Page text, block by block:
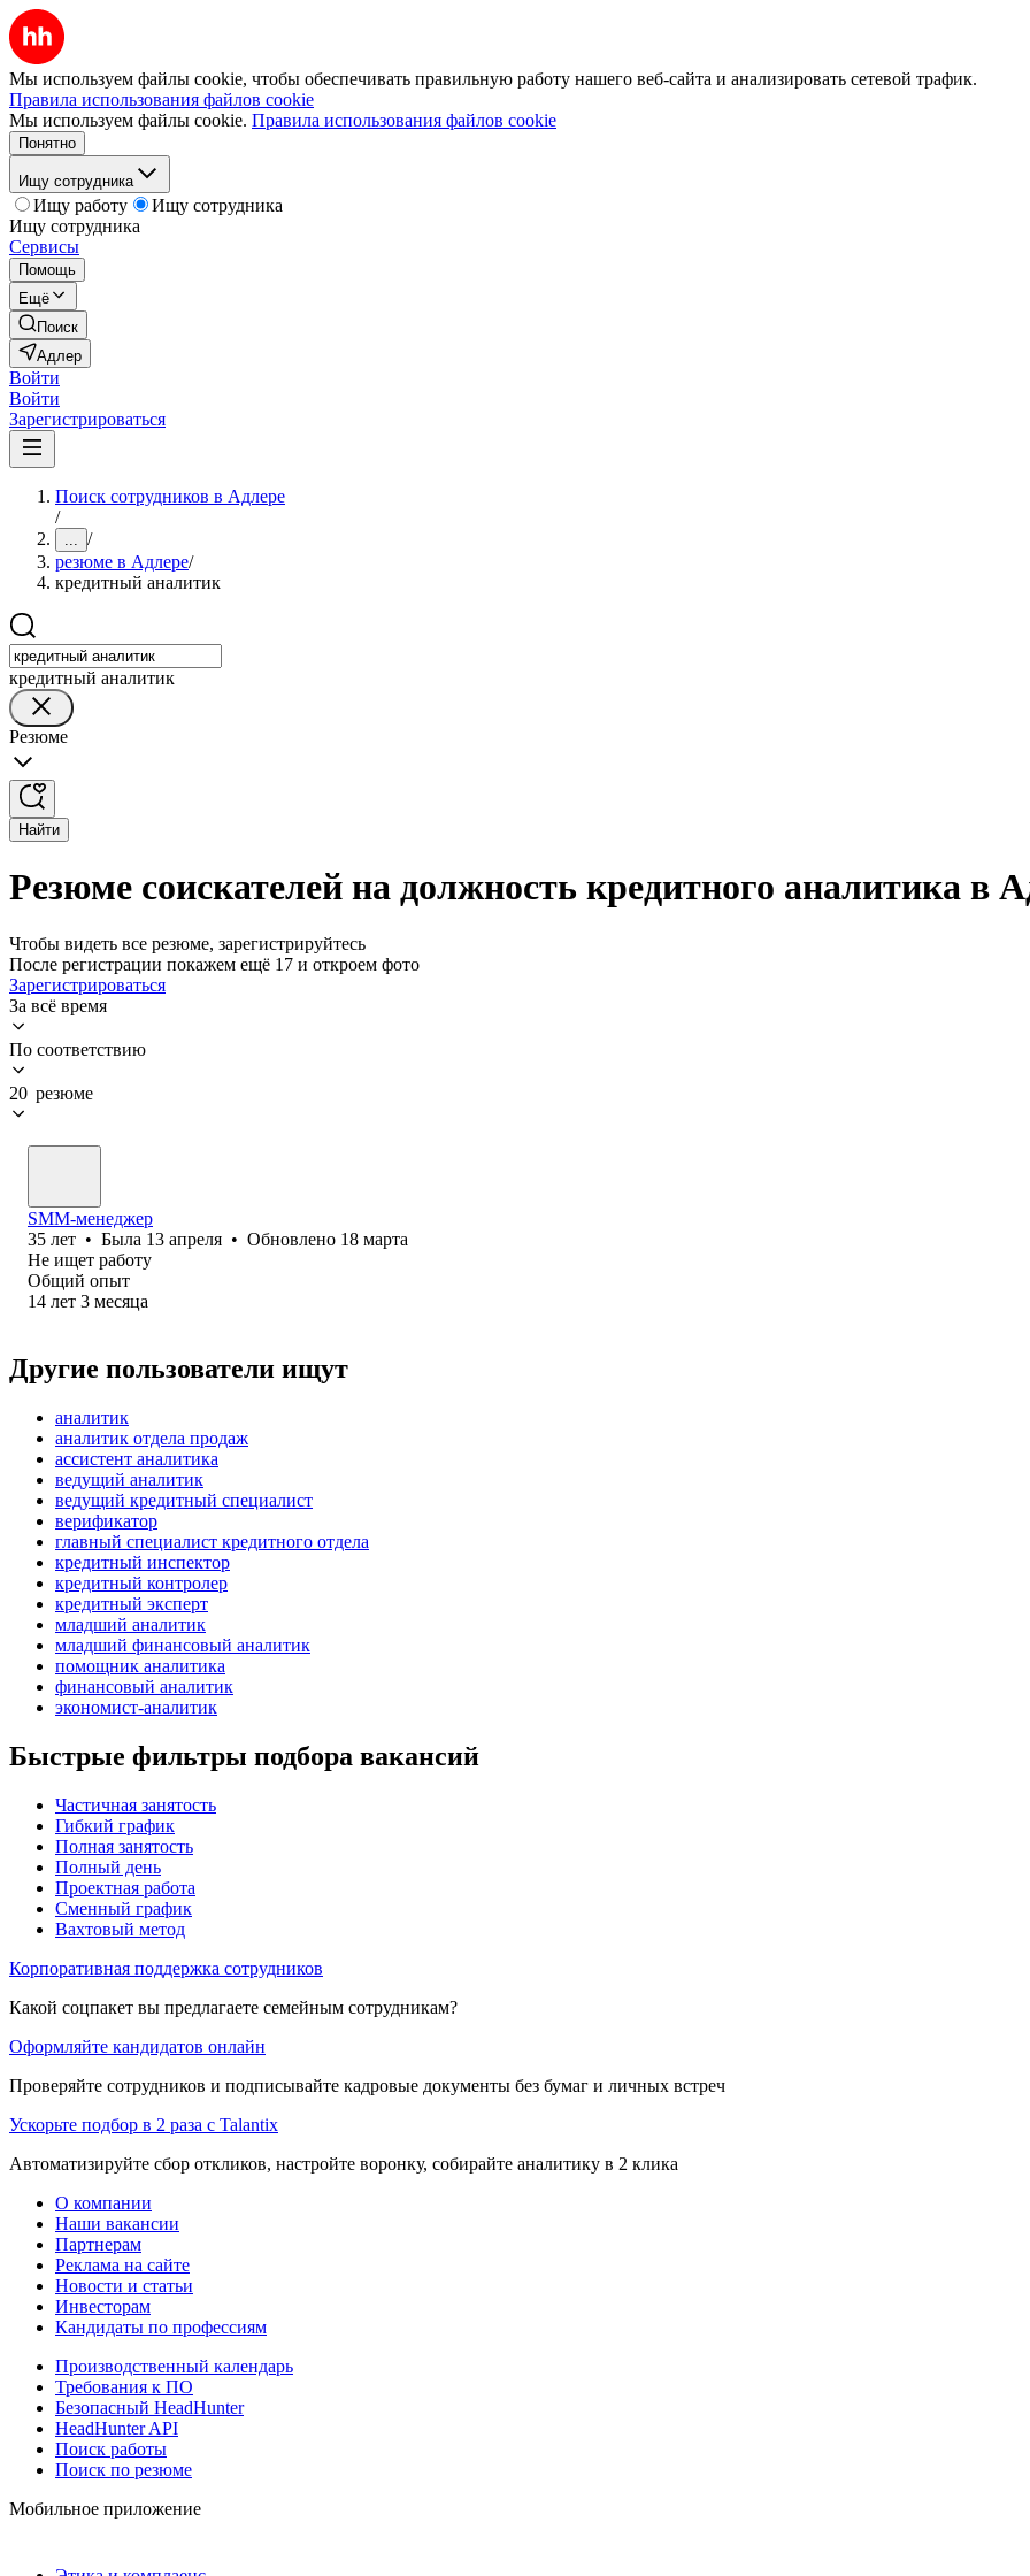
Мы используем файлы cookie, чтобы обеспечивать правильную работу нашего веб-сайта и анализировать сетевой трафик.
Правила использования файлов cookie
Мы используем файлы cookie. Правила использования файлов cookie
Понятно
Ищу сотрудника
Ищу работу
Ищу сотрудника
Ищу сотрудника
Сервисы
Помощь
Ещё
Поиск
Адлер
Войти
Войти
Зарегистрироваться
Поиск сотрудников в Адлере
/
... /
резюме в Адлере/
кредитный аналитик
кредитный аналитик
Резюме
Найти
Резюме соискателей на должность кредитного аналитика в
Чтобы видеть все резюме, зарегистрируйтесь
После регистрации покажем ещё 17 и откроем фото
Зарегистрироваться
За всё время
По соответствию
20 резюме
SMM-менеджер
35 лет • Была 13 апреля • Обновлено 18 марта
Не ищет работу
Общий опыт
14 лет 3 месяца
Другие пользователи ищут
аналитик
аналитик отдела продаж
ассистент аналитика
ведущий аналитик
ведущий кредитный специалист
верификатор
главный специалист кредитного отдела
кредитный инспектор
кредитный контролер
кредитный эксперт
младший аналитик
младший финансовый аналитик
помощник аналитика
финансовый аналитик
экономист-аналитик
Быстрые фильтры подбора вакансий
Частичная занятость
Гибкий график
Полная занятость
Полный день
Проектная работа
Сменный график
Вахтовый метод
Корпоративная поддержка сотрудников
Какой соцпакет вы предлагаете семейным сотрудникам?
Оформляйте кандидатов онлайн
Проверяйте сотрудников и подписывайте кадровые документы без бумаг и личных встреч
Ускорьте подбор в 2 раза с Talantix
Автоматизируйте сбор откликов, настройте воронку, собирайте аналитику в 2 клика
О компании
Наши вакансии
Партнерам
Реклама на сайте
Новости и статьи
Инвесторам
Кандидаты по профессиям
Производственный календарь
Требования к ПО
Безопасный HeadHunter
HeadHunter API
Поиск работы
Поиск по резюме
Мобильное приложение